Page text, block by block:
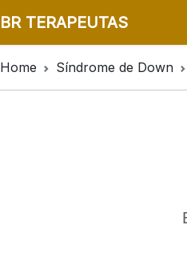
BR TERAPEUTAS
Home Síndrome de Down